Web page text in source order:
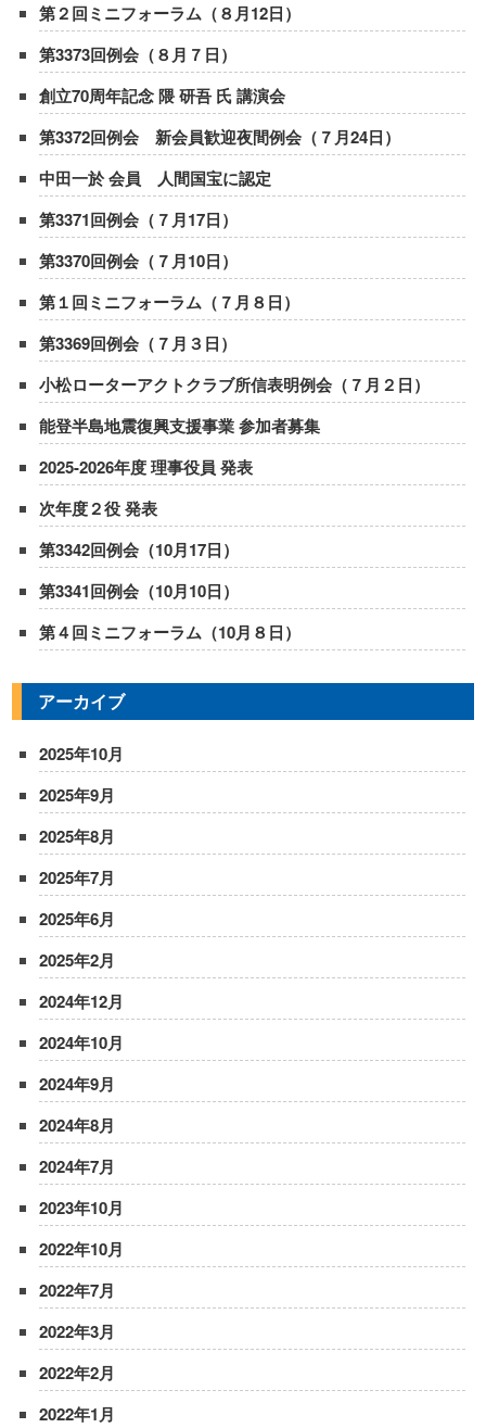
第２回ミニフォーラム（８月12日）
第3373回例会（８月７日）
創立70周年記念 隈 研吾 氏 講演会
第3372回例会 新会員歓迎夜間例会（７月24日）
中田一於 会員 人間国宝に認定
第3371回例会（７月17日）
第3370回例会（７月10日）
第１回ミニフォーラム（７月８日）
第3369回例会（７月３日）
小松ローターアクトクラブ所信表明例会（７月２日）
能登半島地震復興支援事業 参加者募集
2025-2026年度 理事役員 発表
次年度２役 発表
第3342回例会（10月17日）
第3341回例会（10月10日）
第４回ミニフォーラム（10月８日）
アーカイブ
2025年10月
2025年9月
2025年8月
2025年7月
2025年6月
2025年2月
2024年12月
2024年10月
2024年9月
2024年8月
2024年7月
2023年10月
2022年10月
2022年7月
2022年3月
2022年2月
2022年1月